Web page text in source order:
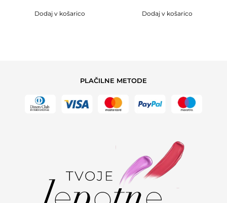
Dodaj v košarico Dodaj v košarico
PLAČILNE METODE